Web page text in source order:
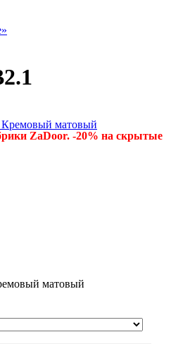
ZaDoor. -20% на скрытые
матовый